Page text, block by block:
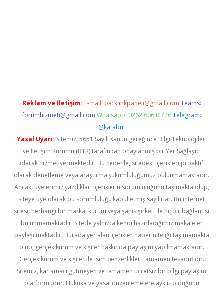
Reklam ve İletişim: E-mail: backlinkpaneli@gmail.com Teams:
forumhizmeti@gmail.com Whatsapp: 0262 606 0 726 Telegram:
@karabul
Yasal Uyarı: Sitemiz, 5651 Sayılı Kanun gereğince Bilgi Teknolojileri
ve İletişim Kurumu (BTK) tarafından onaylanmış bir Yer Sağlayıcı
olarak hizmet vermektedir. Bu nedenle, sitedeki içerikleri proaktif
olarak denetleme veya araştırma yükümlülüğümüz bulunmamaktadır.
Ancak, üyelerimiz yazdıkları içeriklerin sorumluluğunu taşımakta olup,
siteye üye olarak bu sorumluluğu kabul etmiş sayılırlar. Bu internet
sitesi, herhangi bir marka, kurum veya şahıs şirketi ile hiçbir bağlantısı
bulunmamaktadır. Sitede yalnızca kendi hazırladığımız makaleler
paylaşılmaktadır. Burada yer alan içerikler haber niteliği taşımamakta
olup, gerçek kurum ve kişiler hakkında paylaşım yapılmamaktadır.
Gerçek kurum ve kişiler ile isim benzerlikleri tamamen tesadüfidir.
Sitemiz, kar amacı gütmeyen ve tamamen ücretsiz bir bilgi paylaşım
platformudur. Hukuka ve yasal düzenlemelere aykırı olduğunu